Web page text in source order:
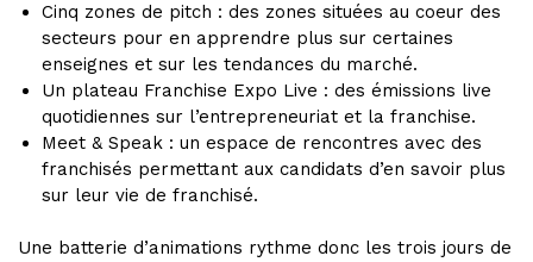
Cinq zones de pitch : des zones situées au coeur des
secteurs pour en apprendre plus sur certaines
enseignes et sur les tendances du marché.
Un plateau Franchise Expo Live : des émissions live
quotidiennes sur l’entrepreneuriat et la franchise.
Meet & Speak : un espace de rencontres avec des
franchisés permettant aux candidats d’en savoir plus
sur leur vie de franchisé.
Une batterie d’animations rythme donc les trois jours de